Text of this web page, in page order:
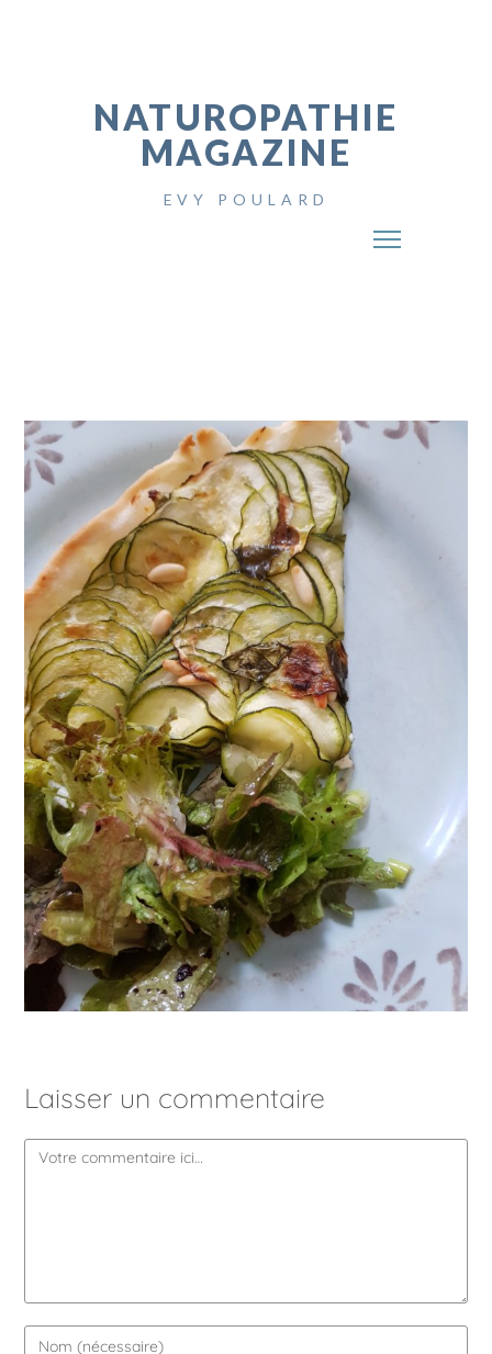
NATUROPATHIE
MAGAZINE
EVY POULARD
Laisser un commentaire